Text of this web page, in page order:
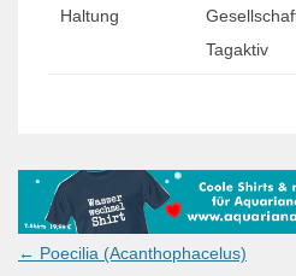
Haltung
Tagaktiv
Post
← Poecilia (Acanthophacelus)